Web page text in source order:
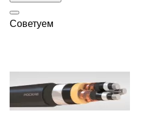
Советуем